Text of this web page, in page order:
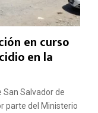
en curso
en la
San Salvador de
parte del Ministerio